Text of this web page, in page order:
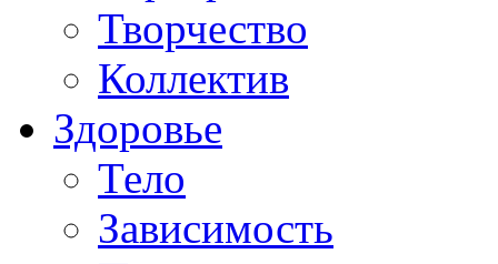
Творчество
Коллектив
Здоровье
Тело
Зависимость